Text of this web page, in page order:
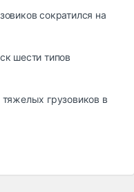
сократился на
шести типов
грузовиков в